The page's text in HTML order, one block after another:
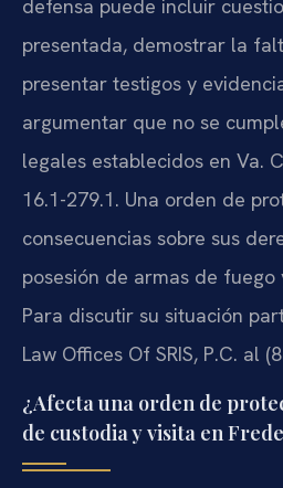
defensa puede incluir
presentada, demostrar la
presentar testigos y
argumentar que no se
legales establecidos en Va.
16.1-279.1. Una orden de
consecuencias sobre sus
posesión de armas de
Para discutir su situación
Law Offices Of SRIS, P.C. al
¿Afecta una orden de
de custodia y visita en